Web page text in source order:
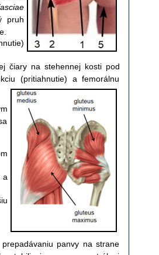
pruh
čiary na stehennej kosti pod
(pritiahnutie) a femorálnu
a
panvy na strane